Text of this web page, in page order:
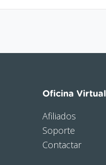
Oficina Virtual
Afiliados
Soporte
Contactar